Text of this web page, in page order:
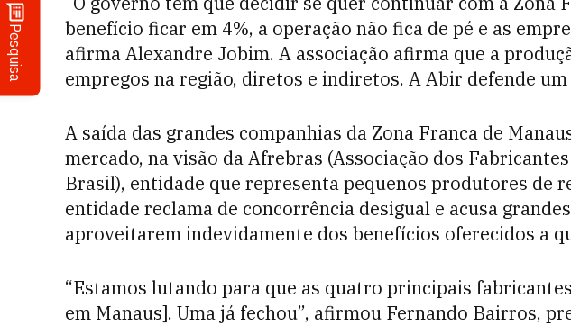
Pesquisa
benefício ficar em 4%, a operação não fica de pé e as
afirma Alexandre Jobim. A associação afirma que a
empregos na região, diretos e indiretos. A Abir defende
A saída das grandes companhias da Zona Franca de
mercado, na visão da Afrebras (Associação dos
Brasil), entidade que representa pequenos produtores de
entidade reclama de concorrência desigual e acusa
aproveitarem indevidamente dos benefícios oferecidos a
“Estamos lutando para que as quatro principais
em Manaus]. Uma já fechou”, afirmou Fernando Bairros,